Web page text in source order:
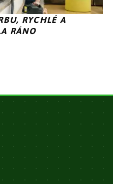
RYCHLÉ A
RÁNO